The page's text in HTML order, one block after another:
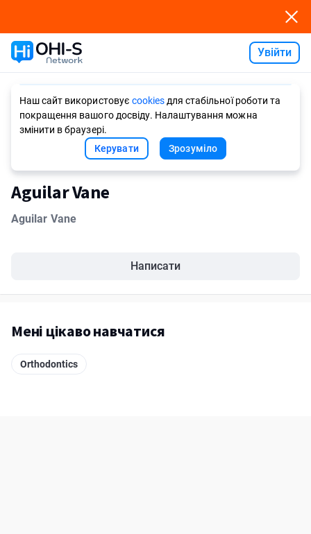
Увійти
Наш сайт використовує cookies для стабільної роботи та
покращення вашого досвіду. Налаштування можна
змінити в браузері.
Керувати
Зрозуміло
Aguilar Vane
Aguilar Vane
Написати
Мені цікаво навчатися
Orthodontics